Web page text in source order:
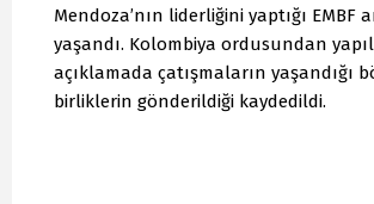
Mendoza’nın liderliğini yaptığı EMBF
yaşandı. Kolombiya ordusundan
açıklamada çatışmaların yaşandığı
birliklerin gönderildiği kaydedildi.